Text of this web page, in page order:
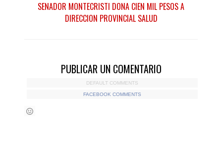
SENADOR MONTECRISTI DONA CIEN MIL PESOS A
DIRECCION PROVINCIAL SALUD
PUBLICAR UN COMENTARIO
DEFAULT COMMENTS
FACEBOOK COMMENTS